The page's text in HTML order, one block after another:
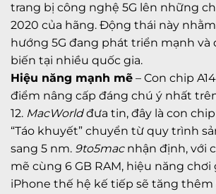
trang bị công nghệ 5G lên những
2020 của hãng. Động thái này
hướng 5G đang phát triển mạnh và
biến tại nhiều quốc gia.
Hiệu năng mạnh mẽ – Con chip
điểm nâng cấp đáng chú ý nhất
12. MacWorldđưa tin, đây là con
“Táo khuyết” chuyển từ quy trình
sang 5 nm. 9to5mac nhận định, với
mẽ cùng 6 GB RAM, hiệu năng chơi
iPhone thế hệ kế tiếp sẽ tăng thêm